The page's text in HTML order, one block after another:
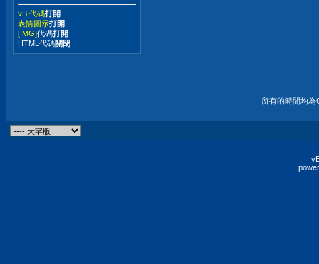
vB 代碼打開
表情圖示打開
[IMG]代碼打開
HTML代碼關閉
所有的時間均為